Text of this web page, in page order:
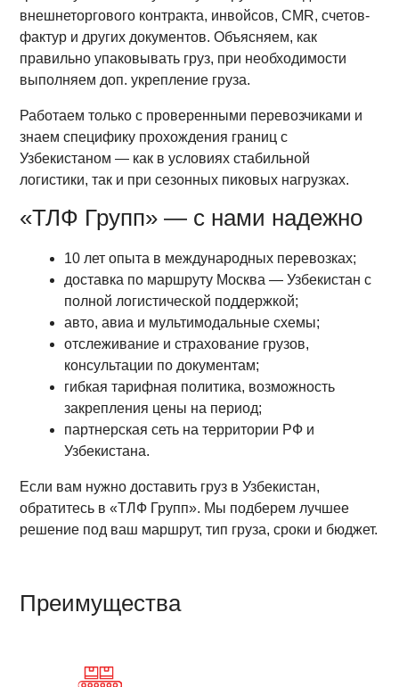
внешнеторгового контракта, инвойсов, CMR, счетов-
фактур и других документов. Объясняем, как
правильно упаковывать груз, при необходимости
выполняем доп. укрепление груза.
Работаем только с проверенными перевозчиками и
знаем специфику прохождения границ с
Узбекистаном — как в условиях стабильной
логистики, так и при сезонных пиковых нагрузках.
«ТЛФ Групп» — с нами надежно
10 лет опыта в международных перевозках;
доставка по маршруту Москва — Узбекистан с
полной логистической поддержкой;
авто, авиа и мультимодальные схемы;
отслеживание и страхование грузов,
консультации по документам;
гибкая тарифная политика, возможность
закрепления цены на период;
партнерская сеть на территории РФ и
Узбекистана.
Если вам нужно доставить груз в Узбекистан,
обратитесь в «ТЛФ Групп». Мы подберем лучшее
решение под ваш маршрут, тип груза, сроки и бюджет.
Преимущества